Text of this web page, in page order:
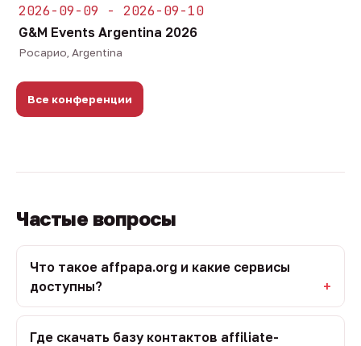
2026-09-09 - 2026-09-10
G&M Events Argentina 2026
Росарио, Argentina
Все конференции
Частые вопросы
Что такое affpapa.org и какие сервисы
доступны?
Где скачать базу контактов affiliate-